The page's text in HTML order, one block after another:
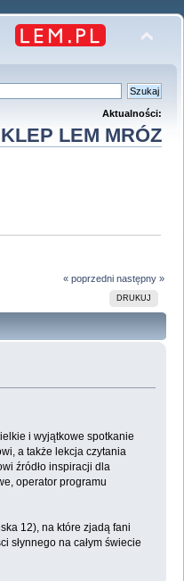
Aktualności:
LEM MRÓZ
« poprzedni następny »
DRUKUJ
i wyjątkowe spotkanie
a także lekcja czytania
źródło inspiracji dla
operator programu
12), na które zjadą fani
słynnego na całym świecie